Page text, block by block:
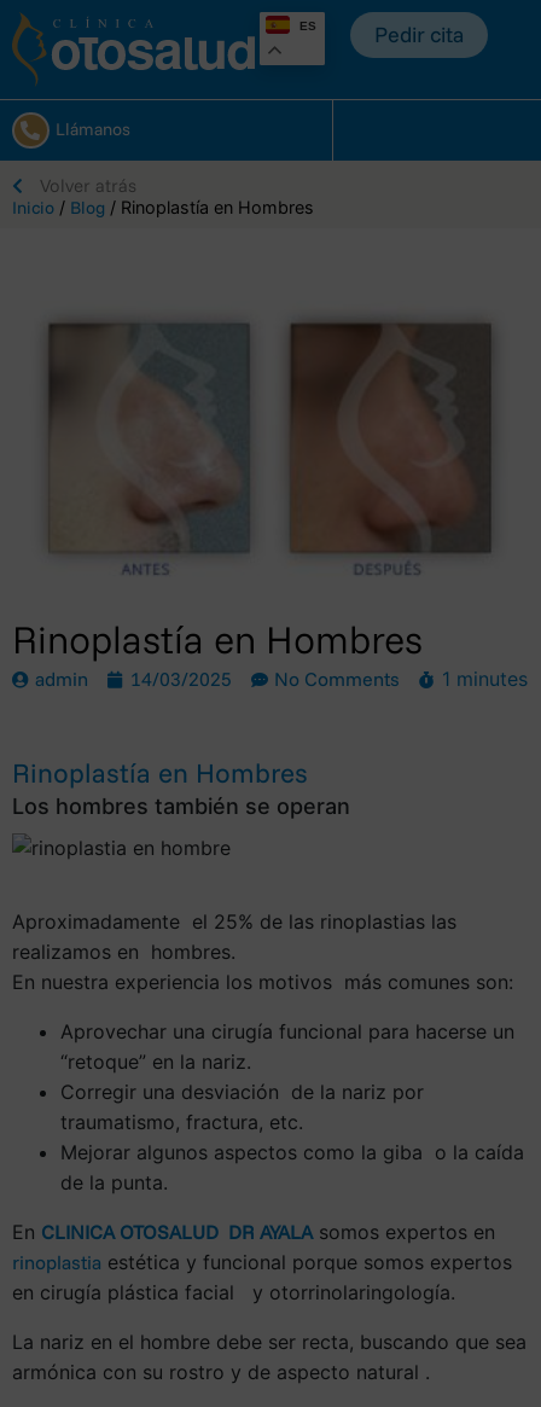
Pedir cita
ES
Llámanos
Volver atrás
Inicio / Blog / Rinoplastía en Hombres
Rinoplastía en Hombres
admin 14/03/2025 No Comments 1 minutes
Rinoplastía en Hombres
Los hombres también se operan
Aproximadamente el 25% de las rinoplastias las
realizamos en hombres.
En nuestra experiencia los motivos más comunes son:
Aprovechar una cirugía funcional para hacerse un
“retoque” en la nariz.
Corregir una desviación de la nariz por
traumatismo, fractura, etc.
Mejorar algunos aspectos como la giba o la caída
de la punta.
En CLINICA OTOSALUD DR AYALAsomos expertos en
rinoplastia estética y funcional porque somos expertos
en cirugía plástica facial y otorrinolaringología.
La nariz en el hombre debe ser recta, buscando que sea
armónica con su rostro y de aspecto natural .